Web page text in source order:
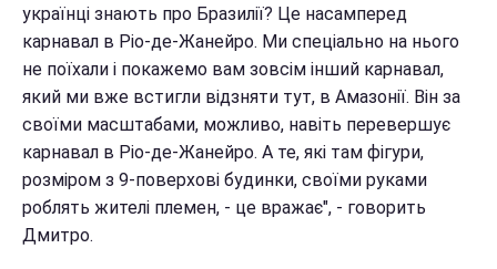
українці знають про Бразилії? Це насамперед
карнавал в Ріо-де-Жанейро. Ми спеціально на нього
не поїхали і покажемо вам зовсім інший карнавал,
який ми вже встигли відзняти тут, в Амазонії. Він за
своїми масштабами, можливо, навіть перевершує
карнавал в Ріо-де-Жанейро. А те, які там фігури,
розміром з 9-поверхові будинки, своїми руками
роблять жителі племен, - це вражає", - говорить
Дмитро.